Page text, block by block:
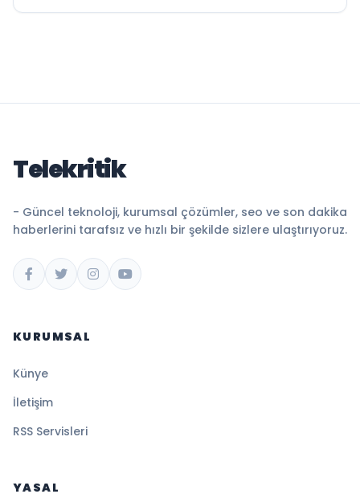
Telekritik
- Güncel teknoloji, kurumsal çözümler, seo ve son dakika
haberlerini tarafsız ve hızlı bir şekilde sizlere ulaştırıyoruz.
KURUMSAL
Künye
İletişim
RSS Servisleri
YASAL